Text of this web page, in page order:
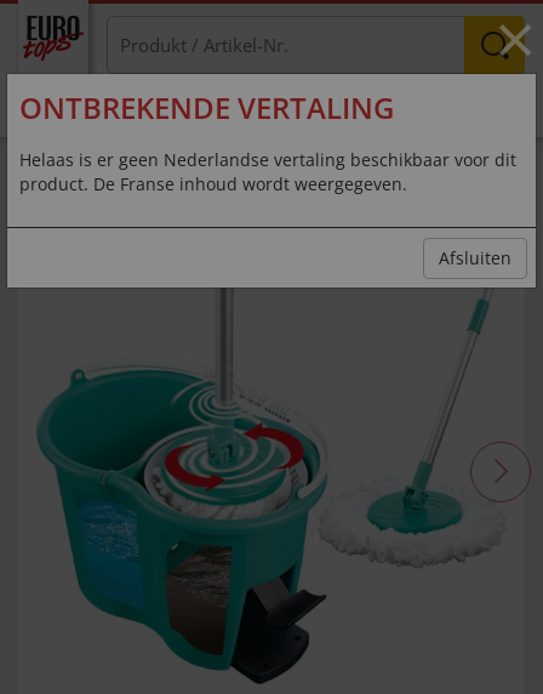
MENU
Zwei-Kammer Wischmopp
×
ONTBREKENDE VERTALING
Helaas is er geen Nederlandse vertaling beschikbaar voor dit
product. De Franse inhoud wordt weergegeven.
Afsluiten